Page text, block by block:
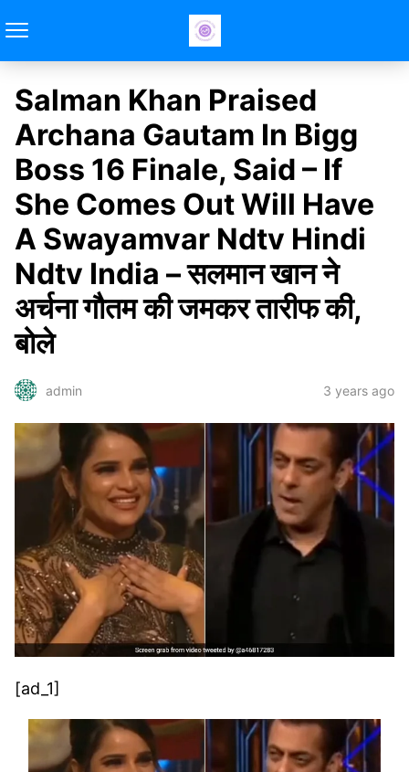
Salman Khan Praised
Archana Gautam In Bigg
Boss 16 Finale, Said – If
She Comes Out Will Have
A Swayamvar Ndtv Hindi
Ndtv India – सलमान खान ने
अर्चना गौतम की जमकर तारीफ की,
बोले
admin 3 years ago
[ad_1]